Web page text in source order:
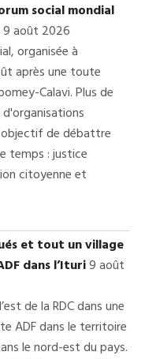
social mondial
9 août 2026
organisée à
après une toute
Calavi. Plus de
de débattre
temps : justice
citoyenne et
et tout un village
dans l’Ituri9 août
de la RDC dans une
ADF dans le territoire
le nord-est du pays.